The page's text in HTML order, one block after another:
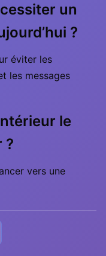
un
?
éviter les
les messages
le
?
vers une